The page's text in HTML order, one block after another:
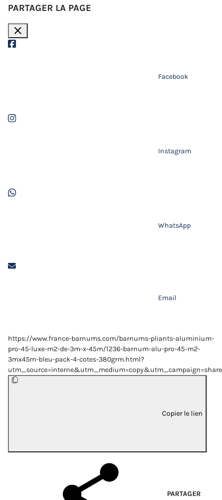
PARTAGER LA PAGE
close
Facebook
Instagram
WhatsApp
Email
https://www.france-barnums.com/barnums-pliants-aluminium-
pro-45-luxe-m2-de-3m-x-45m/1236-barnum-alu-pro-45-m2-
3mx45m-bleu-pack-4-cotes-380grm.html?
Copier le lien
PARTAGER